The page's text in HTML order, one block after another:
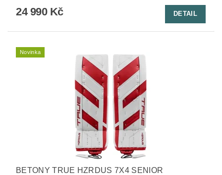
24 990 Kč DETAIL
Novinka
BETONY TRUE HZRDUS 7X4 SENIOR